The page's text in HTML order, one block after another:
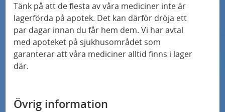
Tänk på att de flesta av våra mediciner inte är
lagerförda på apotek. Det kan därför dröja ett
par dagar innan du får hem dem. Vi har avtal
med apoteket på sjukhusområdet som
garanterar att våra mediciner alltid finns i lager
där.
Övrig information